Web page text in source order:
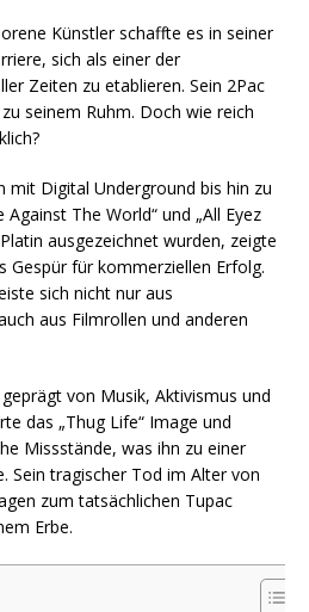
Künstler schaffte es in seiner
sich als einer der
Zeiten zu etablieren. Sein 2Pac
seinem Ruhm. Doch wie reich
mit Digital Underground bis hin zu
The World“ und „All Eyez
ausgezeichnet wurden, zeigte
Gespür für kommerziellen Erfolg.
sich nicht nur aus
aus Filmrollen und anderen
von Musik, Aktivismus und
das „Thug Life“ Image und
Missstände, was ihn zu einer
Sein tragischer Tod im Alter von
zum tatsächlichen Tupac
Erbe.